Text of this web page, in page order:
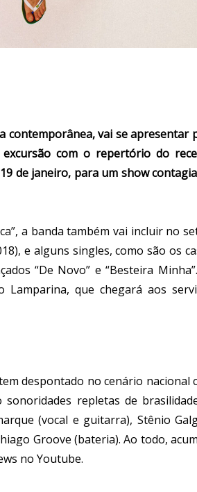
contemporânea, vai se apresentar
com o repertório do
de janeiro, para um show
a banda também vai incluir no
e alguns singles, como são os
“De Novo” e “Besteira
que chegará aos
despontado no cenário nacional
repletas de
(vocal e guitarra), Stênio
Groove (bateria). Ao todo,
no Youtube.